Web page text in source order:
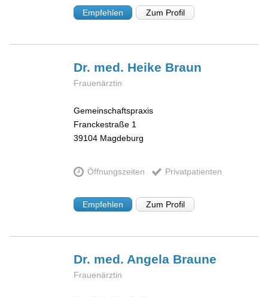
Empfehlen Zum Profil
Dr. med. Heike Braun
Frauenärztin
Gemeinschaftspraxis
Franckestraße 1
39104 Magdeburg
Öffnungszeiten Privatpatienten
Empfehlen Zum Profil
Dr. med. Angela Braune
Frauenärztin